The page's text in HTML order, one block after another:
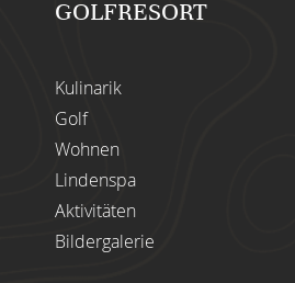
GOLFRESORT
Kulinarik
Golf
Wohnen
Lindenspa
Aktivitäten
Bildergalerie